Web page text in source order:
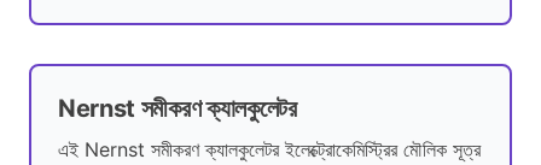
Nernst সমীকরণ ক্যালকুলেটর
এই Nernst সমীকরণ ক্যালকুলেটর ইলেক্ট্রোকেমিস্ট্রির মৌলিক সূত্র